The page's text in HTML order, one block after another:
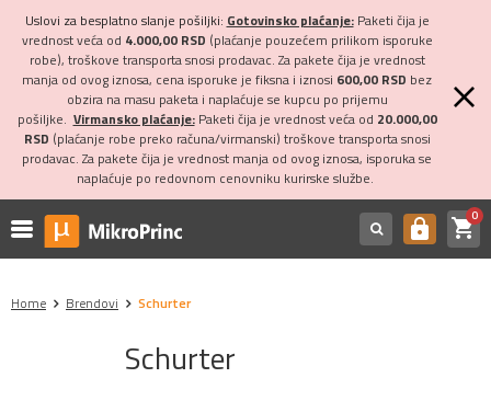
Uslovi za besplatno slanje pošiljki: Gotovinsko plaćanje:Paketi čija je
vrednost veća od 4.000,00 RSD (plaćanje pouzećem prilikom isporuke
robe), troškove transporta snosi prodavac. Za pakete čija je vrednost
manja od ovog iznosa, cena isporuke je fiksna i iznosi 600,00 RSD bez
obzira na masu paketa i naplaćuje se kupcu po prijemu
pošiljke. Virmansko plaćanje:Paketi čija je vrednost veća od 20.000,00
RSD (plaćanje robe preko računa/virmanski) troškove transporta snosi
prodavac. Za pakete čija je vrednost manja od ovog iznosa, isporuka se
naplaćuje po redovnom cenovniku kurirske službe.
https shopping_cart0
Home Brendovi Schurter
Schurter